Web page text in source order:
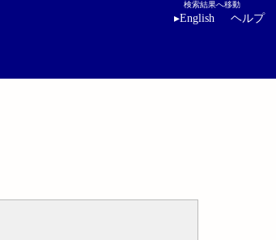
検索結果へ移動
▸English ヘルプ